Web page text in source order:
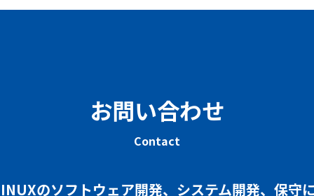
お問い合わせ
Contact
のソフトウェア開発、システム開発、保守